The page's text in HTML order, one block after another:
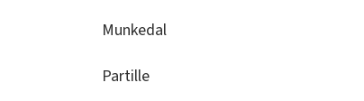
Munkedal
Partille